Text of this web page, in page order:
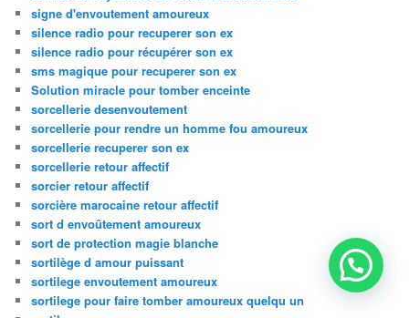
signe d'envoutement amoureux
silence radio pour recuperer son ex
silence radio pour récupérer son ex
sms magique pour recuperer son ex
Solution miracle pour tomber enceinte
sorcellerie desenvoutement
sorcellerie pour rendre un homme fou amoureux
sorcellerie recuperer son ex
sorcellerie retour affectif
sorcier retour affectif
sorcière marocaine retour affectif
sort d envoûtement amoureux
sort de protection magie blanche
sortilège d amour puissant
sortilege envoutement amoureux
sortilege pour faire tomber amoureux quelqu un